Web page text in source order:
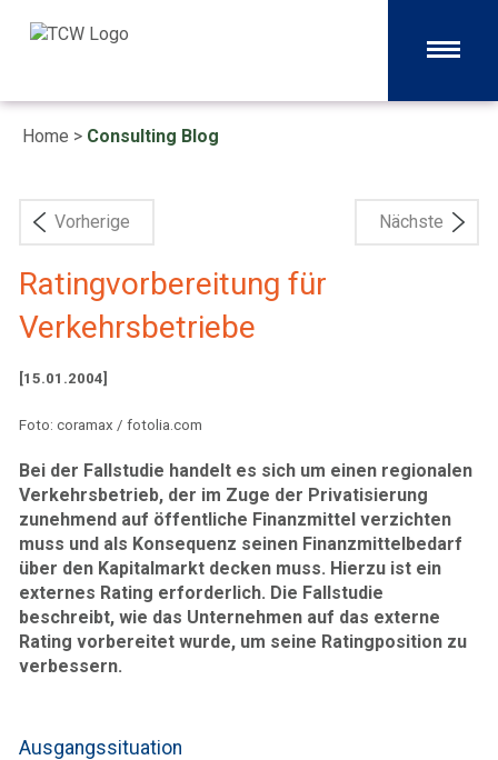
Home > Consulting Blog
Vorherige Nächste
Ratingvorbereitung für
Verkehrsbetriebe
[15.01.2004]
Foto: coramax / fotolia.com
Bei der Fallstudie handelt es sich um einen regionalen
Verkehrsbetrieb, der im Zuge der Privatisierung
zunehmend auf öffentliche Finanzmittel verzichten
muss und als Konsequenz seinen Finanzmittelbedarf
über den Kapitalmarkt decken muss. Hierzu ist ein
externes Rating erforderlich. Die Fallstudie
beschreibt, wie das Unternehmen auf das externe
Rating vorbereitet wurde, um seine Ratingposition zu
verbessern.
Ausgangssituation